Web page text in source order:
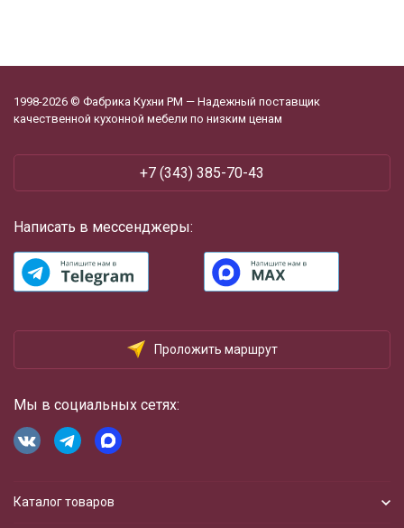
1998-2026 © Фабрика Кухни РМ — Надежный поставщик
качественной кухонной мебели по низким ценам
+7 (343) 385-70-43
Написать в мессенджеры:
Проложить маршрут
Мы в социальных сетях:
Каталог товаров